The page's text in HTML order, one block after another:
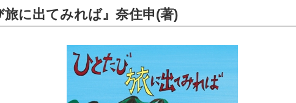
旅に出てみれば』奈住申(著)